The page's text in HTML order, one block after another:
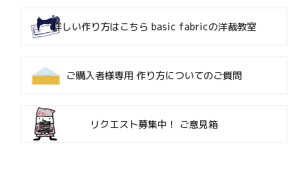
詳しい作り方はこちら basic fabricの洋裁教室
ご購入者様専用 作り方についてのご質問
リクエスト募集中！ ご意見箱